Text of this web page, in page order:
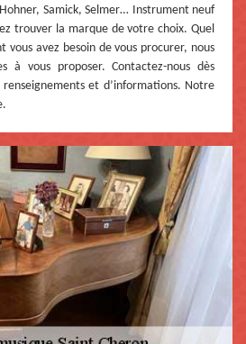
Samick, Selmer… Instrument neuf
trouver la marque de votre choix. Quel
vous avez besoin de vous procurer, nous
à vous proposer. Contactez-nous dès
et d’informations. Notre